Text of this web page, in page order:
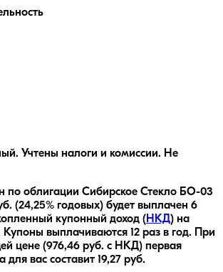
Учтены налоги и комиссии. Не
по облигации Сибирское Стекло БО-03
(24,25% годовых) будет выплачен 6
купонный доход ( НКД) на
Купоны выплачиваются 12 раз в год.
При
цене (976,46 руб. с НКД) первая
для вас составит 19,27 руб.